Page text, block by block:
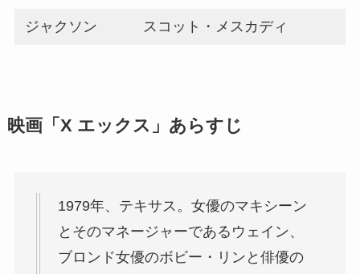
ジャクソン スコット・メスカディ
映画「X エックス」あらすじ
1979年、テキサス。女優のマキシーン
とそのマネージャーであるウェイン、
ブロンド女優のボビー・リンと俳優の